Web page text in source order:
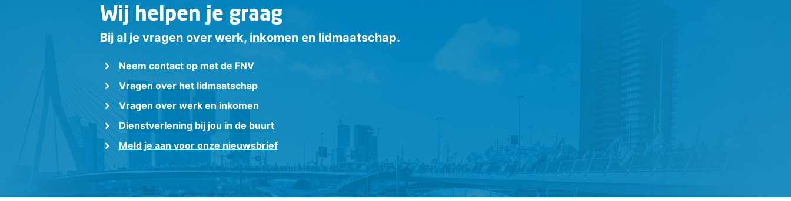
Wij helpen je graag
Bij al je vragen over werk, inkomen en lidmaatschap.
Neem contact op met de FNV
Vragen over het lidmaatschap
Vragen over werk en inkomen
Dienstverlening bij jou in de buurt
Meld je aan voor onze nieuwsbrief